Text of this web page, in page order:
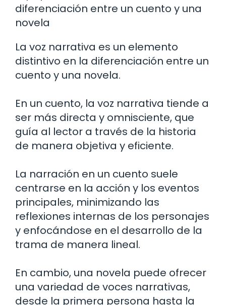
diferenciación entre un cuento y una
novela
La voz narrativa es un elemento
distintivo en la diferenciación entre un
cuento y una novela.
En un cuento, la voz narrativa tiende a
ser más directa y omnisciente, que
guía al lector a través de la historia
de manera objetiva y eficiente.
La narración en un cuento suele
centrarse en la acción y los eventos
principales, minimizando las
reflexiones internas de los personajes
y enfocándose en el desarrollo de la
trama de manera lineal.
En cambio, una novela puede ofrecer
una variedad de voces narrativas,
desde la primera persona hasta la